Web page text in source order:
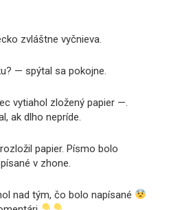
zvláštne vyčnieva.
— spýtal sa pokojne.
vytiahol zložený papier —.
ak dlho nepríde.
papier. Písmo bolo
v zhone.
nad tým, čo bolo napísané